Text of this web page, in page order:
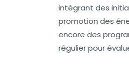
intégrant des
promotion des
encore des
régulier pour